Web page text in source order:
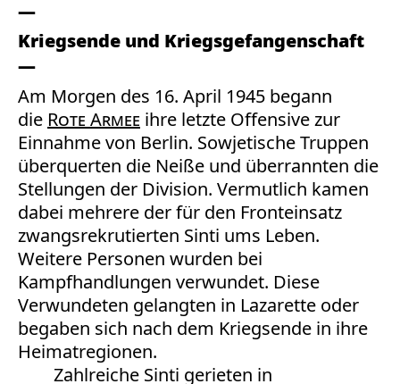
Kriegsende und Kriegsgefangenschaft
Am Morgen des 16. April 1945 begann
die Rote Armee ihre letzte Offensive zur
Einnahme von Berlin. Sowjetische Truppen
überquerten die Neiße und überrannten die
Stellungen der Division. Vermutlich kamen
dabei mehrere der für den Fronteinsatz
zwangsrekrutierten Sinti ums Leben.
Weitere Personen wurden bei
Kampfhandlungen verwundet. Diese
Verwundeten gelangten in Lazarette oder
begaben sich nach dem Kriegsende in ihre
Heimatregionen.
Zahlreiche Sinti gerieten in